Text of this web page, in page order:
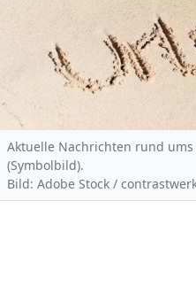
Aktuelle Nachrichten rund
(Symbolbild).
Bild: Adobe Stock /